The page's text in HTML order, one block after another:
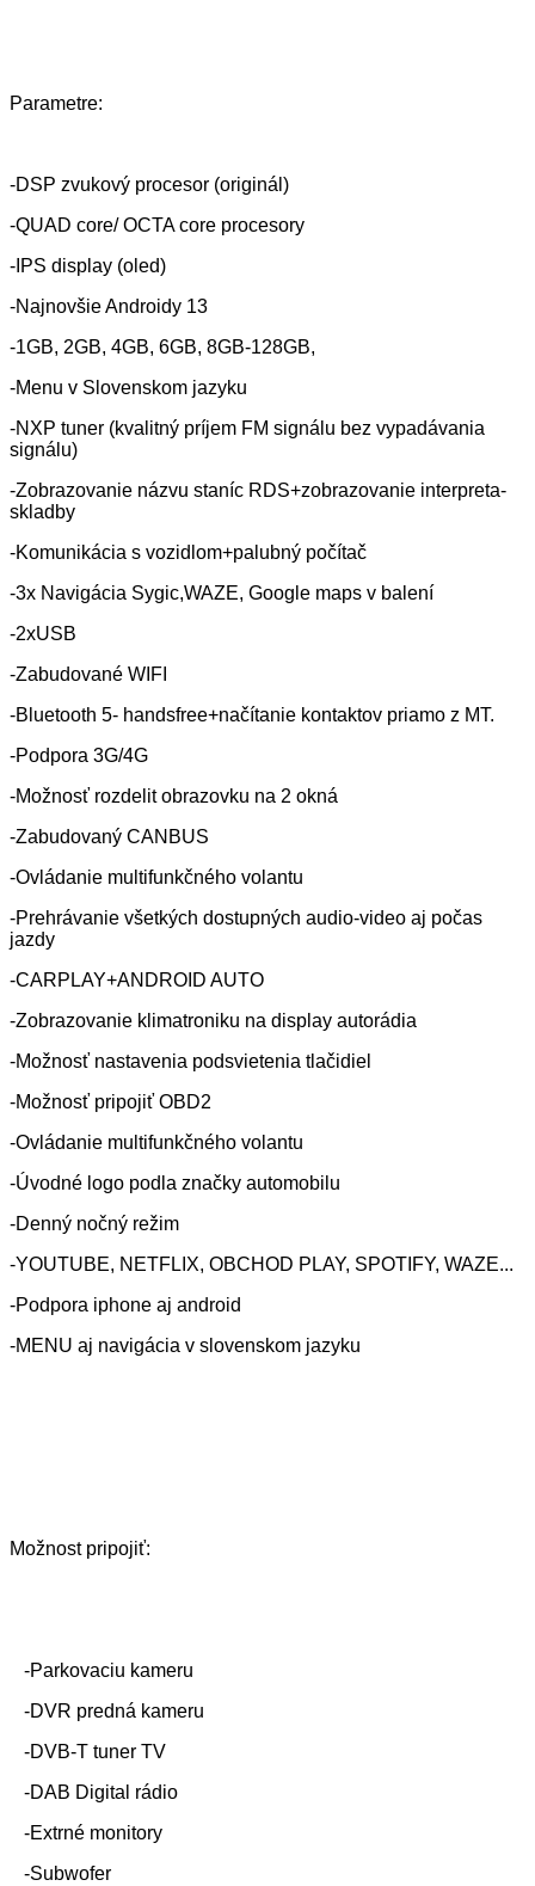
Parametre:
-DSP zvukový procesor (originál)
-QUAD core/ OCTA core procesory
-IPS display (oled)
-Najnovšie Androidy 13
-1GB, 2GB, 4GB, 6GB, 8GB-128GB,
-Menu v Slovenskom jazyku
-NXP tuner (kvalitný príjem FM signálu bez vypadávania
signálu)
-Zobrazovanie názvu staníc RDS+zobrazovanie interpreta-
skladby
-Komunikácia s vozidlom+palubný počítač
-3x Navigácia Sygic,WAZE, Google maps v balení
-2xUSB
-Zabudované WIFI
-Bluetooth 5- handsfree+načítanie kontaktov priamo z MT.
-Podpora 3G/4G
-Možnosť rozdelit obrazovku na 2 okná
-Zabudovaný CANBUS
-Ovládanie multifunkčného volantu
-Prehrávanie všetkých dostupných audio-video aj počas
jazdy
-CARPLAY+ANDROID AUTO
-Zobrazovanie klimatroniku na display autorádia
-Možnosť nastavenia podsvietenia tlačidiel
-Možnosť pripojiť OBD2
-Ovládanie multifunkčného volantu
-Úvodné logo podla značky automobilu
-Denný nočný režim
-YOUTUBE, NETFLIX, OBCHOD PLAY, SPOTIFY, WAZE...
-Podpora iphone aj android
-MENU aj navigácia v slovenskom jazyku
Možnost pripojiť:
-Parkovaciu kameru
-DVR predná kameru
-DVB-T tuner TV
-DAB Digital rádio
-Extrné monitory
-Subwofer